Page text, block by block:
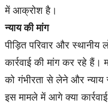
में आक्रोश है।
न्याय की मांग
पीड़ित परिवार और स्थानीय
कार्रवाई की मांग कर रहे हैं।
को गंभीरता से लेने और न्याय
इस मामले में आगे क्या